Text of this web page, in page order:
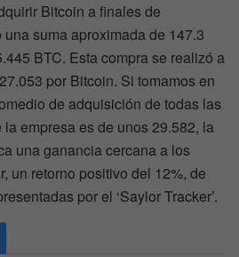
Bitcoin a finales de
suma aproximada de 147.3
BTC. Esta compra se realizó a
por Bitcoin. Si tomamos en
de adquisición de todas las
empresa es de unos 29.582, la
una ganancia cercana a los
un retorno positivo del 12%, de
por el ‘Saylor Tracker’.